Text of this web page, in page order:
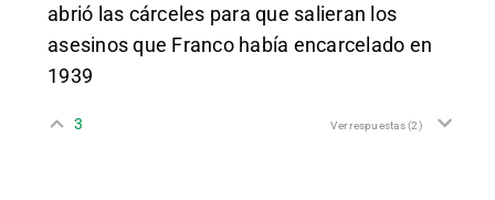
abrió las cárceles para que salieran los
asesinos que Franco había encarcelado en
1939
3 Ver respuestas(2)